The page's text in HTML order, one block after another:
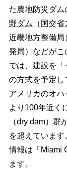
た農地防災ダ
野ダム
（国交
近畿地方整備局
発局）などがこ
では、建設を「
の方式を予定し
アメリカのオ
より100年近く
（dry dam）群
を超えていま
情報は「Miami
ます。